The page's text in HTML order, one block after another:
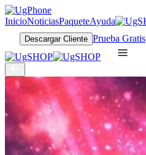
InicioNoticiasPaqueteAyuda
Descargar Cliente Prueba Gratis